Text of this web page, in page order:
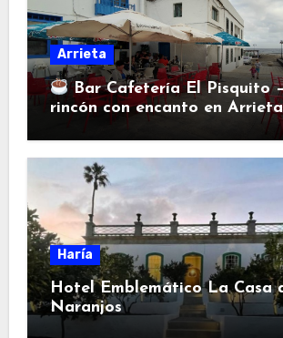
Arrieta
Bar Cafetería El Pisquito
rincón con encanto en Arrieta
Haría
Hotel Emblemático La Casa
Naranjos